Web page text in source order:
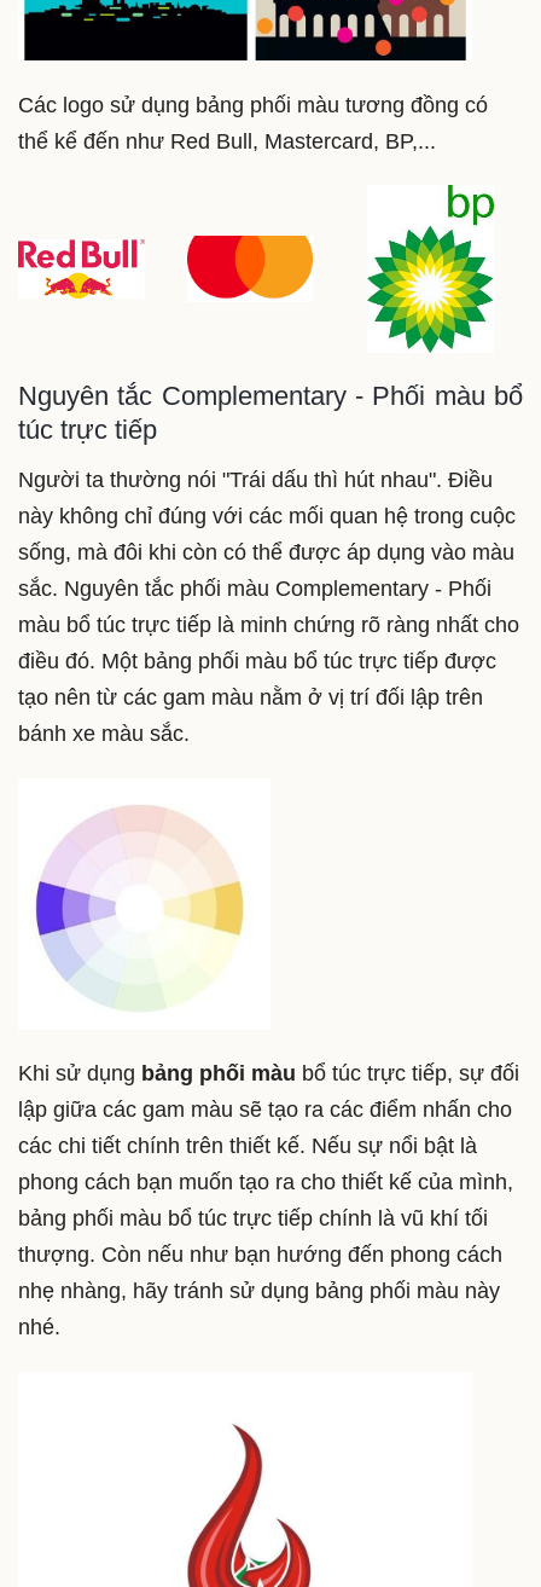
Các logo sử dụng bảng phối màu tương đồng có
thể kể đến như Red Bull, Mastercard, BP,...
Nguyên tắc Complementary - Phối màu bổ
túc trực tiếp
Người ta thường nói "Trái dấu thì hút nhau". Điều
này không chỉ đúng với các mối quan hệ trong cuộc
sống, mà đôi khi còn có thể được áp dụng vào màu
sắc. Nguyên tắc phối màu Complementary - Phối
màu bổ túc trực tiếp là minh chứng rõ ràng nhất cho
điều đó. Một bảng phối màu bổ túc trực tiếp được
tạo nên từ các gam màu nằm ở vị trí đối lập trên
bánh xe màu sắc.
Khi sử dụng bảng phối màu bổ túc trực tiếp, sự đối
lập giữa các gam màu sẽ tạo ra các điểm nhấn cho
các chi tiết chính trên thiết kế. Nếu sự nổi bật là
phong cách bạn muốn tạo ra cho thiết kế của mình,
bảng phối màu bổ túc trực tiếp chính là vũ khí tối
thượng. Còn nếu như bạn hướng đến phong cách
nhẹ nhàng, hãy tránh sử dụng bảng phối màu này
nhé.